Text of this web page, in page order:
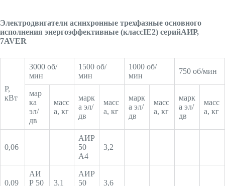
Электродвигатели асинхронные трехфазные основного
исполнения энергоэффективные (классIE2) серийАИР,
7AVER
P,
кВт
3000 об/
мин
1500 об/
мин
1000 об/
мин
750 об/мин
мар
ка
эл/
дв
масс
а, кг
марк
а эл/
дв
масс
а, кг
марк
а эл/
дв
масс
а, кг
марк
а эл/
дв
масс
а, кг
0,06
АИР
50
А4
3,2
0,09
АИ
Р 50
3,1
АИР
50
3,6